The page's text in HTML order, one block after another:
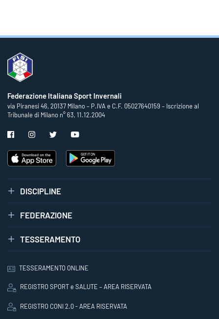
Federazione Italiana Sport Invernali
via Piranesi 46, 20137 Milano – P.IVA e C.F. 05027640159 – Iscrizione al
Tribunale di Milano n° 63, 11.12.2004
DISCIPLINE
FEDERAZIONE
TESSERAMENTO
TESSERAMENTO ONLINE
REGISTRO SPORT e SALUTE – AREA RISERVATA
REGISTRO CONI 2.0 - AREA RISERVATA